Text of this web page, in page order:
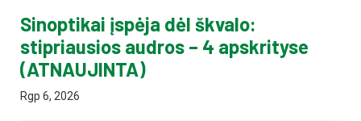
Sinoptikai įspėja dėl škvalo:
stipriausios audros – 4 apskrityse
(ATNAUJINTA)
Rgp 6, 2026